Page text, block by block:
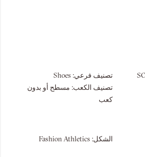
تصنيف فرعي: Shoes
تصنيف الكعب: مسطح أو بدون
كعب
الشكل: Fashion Athletics